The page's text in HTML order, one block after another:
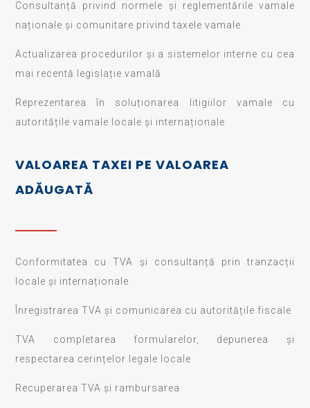
Consultanță privind normele și reglementările vamale
naționale și comunitare privind taxele vamale
Actualizarea procedurilor și a sistemelor interne cu cea
mai recentă legislație vamală
Reprezentarea în soluționarea litigiilor vamale cu
autoritățile vamale locale și internaționale
VALOAREA TAXEI PE VALOAREA
ADĂUGATĂ
Conformitatea cu TVA și consultanță prin tranzacții
locale și internaționale
Înregistrarea TVA și comunicarea cu autoritățile fiscale
TVA completarea formularelor, depunerea și
respectarea cerințelor legale locale
Recuperarea TVA și rambursarea